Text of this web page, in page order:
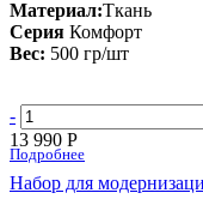
Материал:Ткань
Серия Комфорт
Вес: 500 гр/шт
-
13 990 Р
Подробнее
Набор для